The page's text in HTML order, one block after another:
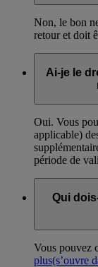
Non, le bon
retour et doit
Ai-je le
Oui. Vous
applicable)
période de
Qui
Vous pouvez
plus(s’ouvre